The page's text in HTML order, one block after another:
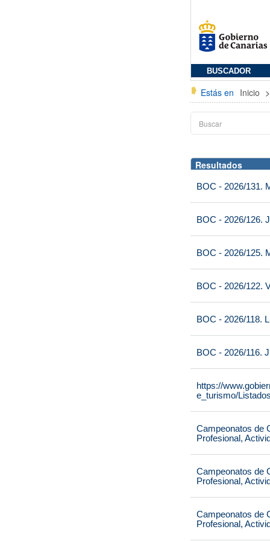
BUSCADOR
Estás en Inicio
Resultados
BOC - 2026/131.
BOC - 2026/126.
BOC - 2026/125.
BOC - 2026/122.
BOC - 2026/118.
BOC - 2026/116.
https://
e_turismo/
Campeonatos de
Profesional,
Campeonatos de
Profesional,
Campeonatos de
Profesional,